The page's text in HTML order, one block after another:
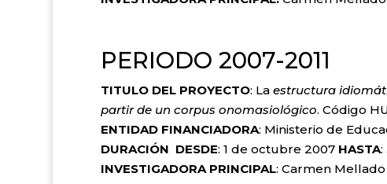
PERIODO 2007-2011
TITULO DEL PROYECTO: Laestructura
partir de un corpus onomasiológico. Código
ENTIDAD FINANCIADORA: Ministerio de
DURACIÓN DESDE: 1 de octubre 2007 HASTA
INVESTIGADORA PRINCIPAL: Carmen